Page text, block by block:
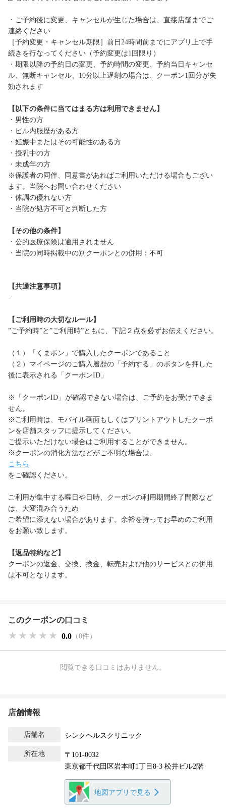
・ご予約後に変更、キャンセルが生じた場合は、直接店舗までご
連絡ください
［予約変更・キャンセル期限］前日24時間前までにアプリ上で手
続きを行なってください（予約変更は1回限り）
・期限以降の予約日の変更、予約時間の変更、予約当日キャンセ
ル、無断キャンセル、10分以上遅刻の場合は、クーポン1回分が失
効されます
【以下の条件に当てはまる方は利用できません】
・男性の方
・ピル内服歴がある方
・妊娠中またはその可能性のある方
・授乳中の方
・未成年の方
※保護者の同伴、同意書があればご利用いただける場合もござい
ます。当院へお問い合わせください
・体調の優れない方
・当院が処方不可と判断した方
【その他の条件】
・公的医療保険は適用されません
・当院の同時掲載中の別クーポンとの併用：不可
【共通注意事項】
-
【ご利用時の大切なルール】
”ご予約時”と”ご利用時”ともに、下記２点を必ずお伝えください。
（１）「くまポン」で購入したクーポンであること
（２）マイページのご購入履歴の「予約する」のボタンを押した
後に表示される「クーポンID」
※「クーポンID」が確認できない場合は、ご予約をお受けできま
せん。
※ご利用時は、モバイル画面もしくはプリントアウトしたクーポ
ンを店舗スタッフに提示してください。
ご提示いただけない場合はご利用することができません。
※クーポンの消化方法などがご不明な場合は、
こちら
をご確認ください。
ご利用が集中する曜日や日時、クーポンの利用期間終了間際など
は、大変混み合うため
ご希望に添えない場合があります。余裕を持ってお早めのご利用
をお願い致します。
【返品特約など】
クーポンの返金、交換、換金、転売および他のサービスとの併用
は不可となります。
このクーポンの口コミ
★★★★★
★★★★★
★★★★★ 0.0 （0件）
閲覧できる口コミはありません。
店舗情報
店舗名 シンクヘルスクリニック
所在地
〒101-0032
東京都千代田区岩本町1丁目8-3 松井ビル2階
地図アプリで見る